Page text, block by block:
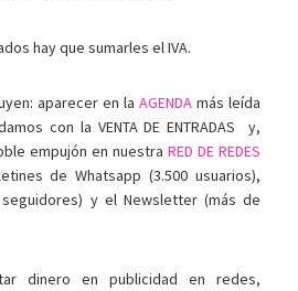
hay que sumarles el IVA.
aparecer en la AGENDAmás leída
con la VENTA DE ENTRADAS y,
empujón en nuestra RED DE REDES
de Whatsapp (3.500 usuarios),
y el Newsletter (más de
dinero en publicidad en redes,